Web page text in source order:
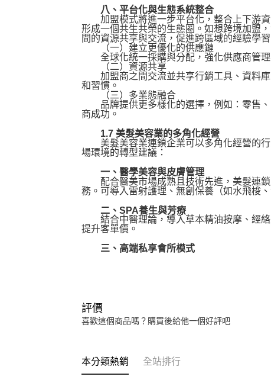
八、平台化與生態系統整合
加盟模式將進一步平台化，整合上下游資
形成一個共生共榮的生態圈。如想跨境加盟
間的資源共享與交流，促進跨區域的經驗學
（一）建立更優化的供應鏈
全球化統一採購與分配，強化供應商管理
（二）資源共享
加盟商之間交流並共享行銷工具、資料庫
和習慣。
（三）多業態融合
品牌提供更多樣化的選擇，例如：零售、
商成功。
1.7 美髮美容業的多角化經營
美髮美容業連鎖企業可以多角化經營的行
場環境的轉型建議：
一、醫學美容與皮膚管理
配合醫美市場成熟且技術先進，美髮連鎖
務。可導入雷射護理、無創保養（如水飛梭
二、SPA養生與芳療
結合中醫理論，導入草本精油按摩、經絡
提升客單價。
三、高端私享會所模式
評價
喜歡這個商品嗎？購買後給他一個好評吧
本分類熱銷 全站排行